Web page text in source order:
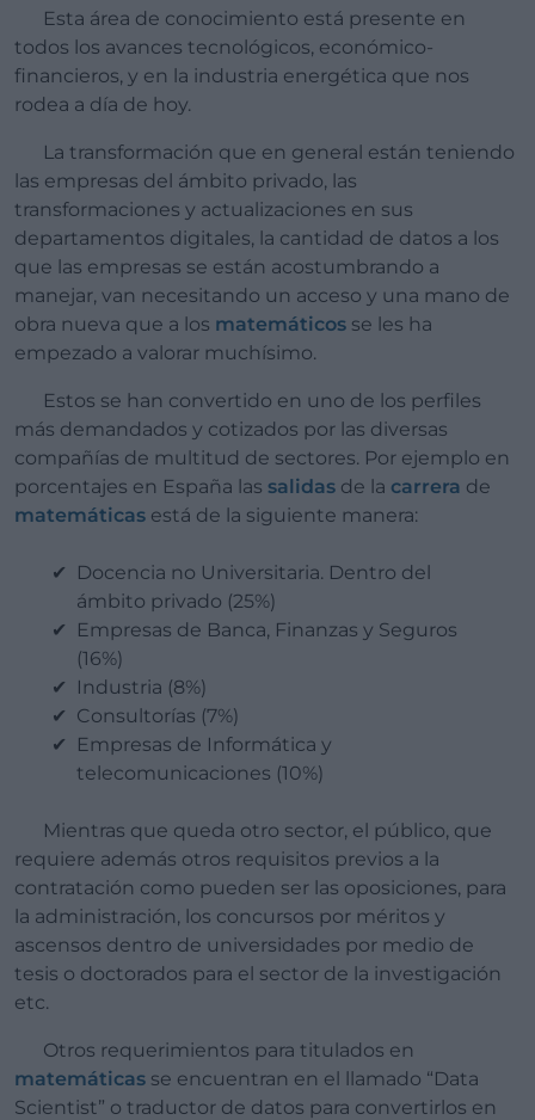
Esta área de conocimiento está presente en
todos los avances tecnológicos, económico-
financieros, y en la industria energética que nos
rodea a día de hoy.
La transformación que en general están teniendo
las empresas del ámbito privado, las
transformaciones y actualizaciones en sus
departamentos digitales, la cantidad de datos a los
que las empresas se están acostumbrando a
manejar, van necesitando un acceso y una mano de
obra nueva que a los matemáticos se les ha
empezado a valorar muchísimo.
Estos se han convertido en uno de los perfiles
más demandados y cotizados por las diversas
compañías de multitud de sectores. Por ejemplo en
porcentajes en España las salidas de la carrera de
matemáticas está de la siguiente manera:
Docencia no Universitaria. Dentro del
ámbito privado (25%)
Empresas de Banca, Finanzas y Seguros
(16%)
Industria (8%)
Consultorías (7%)
Empresas de Informática y
telecomunicaciones (10%)
Mientras que queda otro sector, el público, que
requiere además otros requisitos previos a la
contratación como pueden ser las oposiciones, para
la administración, los concursos por méritos y
ascensos dentro de universidades por medio de
tesis o doctorados para el sector de la investigación
etc.
Otros requerimientos para titulados en
matemáticas se encuentran en el llamado “Data
Scientist” o traductor de datos para convertirlos en